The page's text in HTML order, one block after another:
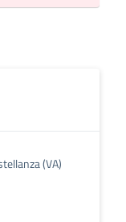
(VA)